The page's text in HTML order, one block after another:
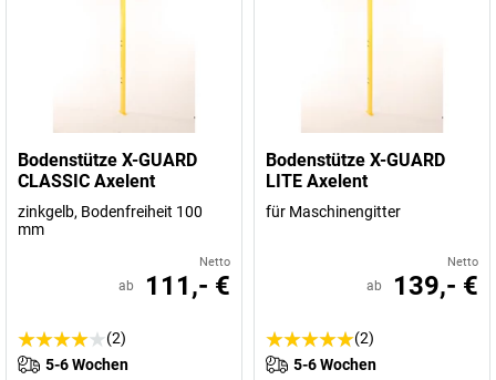
Bodenstütze X-GUARD
CLASSIC Axelent
zinkgelb, Bodenfreiheit 100
mm
Netto
ab 111,- €
(2)
5-6 Wochen
Bodenstütze X-GUARD
LITE Axelent
für Maschinengitter
Netto
ab 139,- €
(2)
5-6 Wochen